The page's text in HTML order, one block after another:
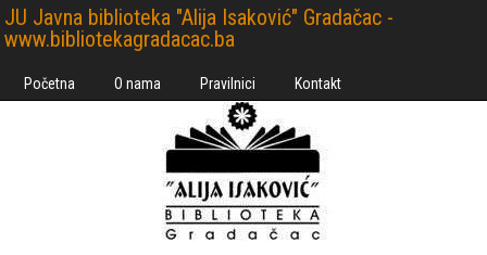
JU Javna biblioteka "Alija Isaković" Gradačac -
www.bibliotekagradacac.ba
Početna O nama Pravilnici Kontakt